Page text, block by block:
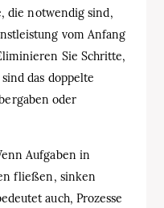
die notwendig sind,
vom Anfang
Sie Schritte,
das doppelte
oder
Aufgaben in
fließen, sinken
auch, Prozesse